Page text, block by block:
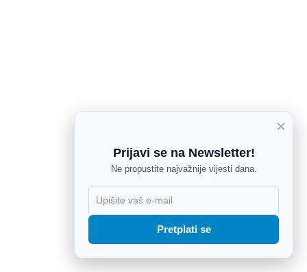
×
Prijavi se na Newsletter!
Ne propustite najvažnije vijesti dana.
Pretplati se